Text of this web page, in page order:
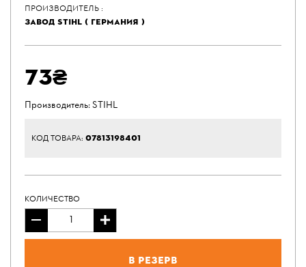
ПРОИЗВОДИТЕЛЬ :
ЗАВОД STIHL ( ГЕРМАНИЯ )
73₴
Производитель:STIHL
КОД ТОВАРА: 07813198401
КОЛИЧЕСТВО
В резерв